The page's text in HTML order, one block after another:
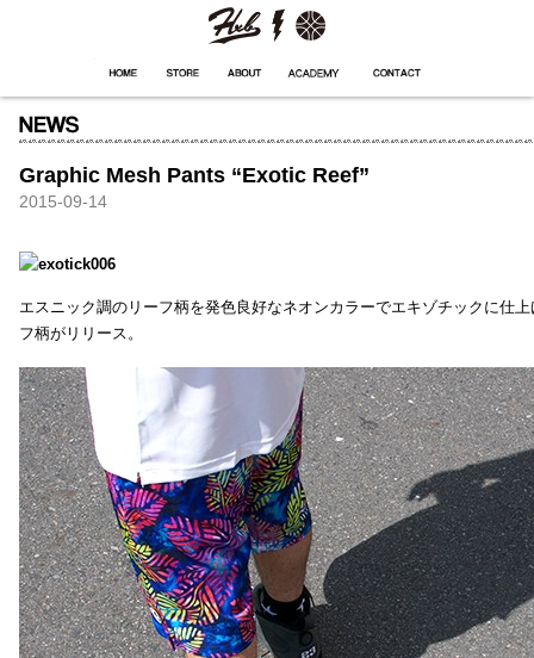
Graphic Mesh Pants “Exotic Reef”
2015-09-14
エスニック調のリーフ柄を発色良好なネオンカラーでエキゾチックに仕
フ柄がリリース。